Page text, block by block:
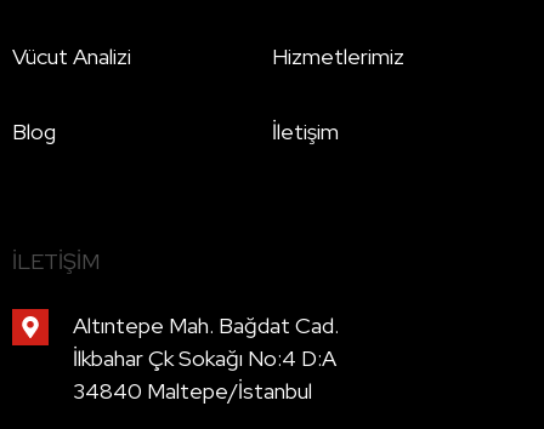
Vücut Analizi Hizmetlerimiz
Blog İletişim
İLETIŞIM
Altıntepe Mah. Bağdat Cad.
İlkbahar Çk Sokağı No:4 D:A
34840 Maltepe/İstanbul